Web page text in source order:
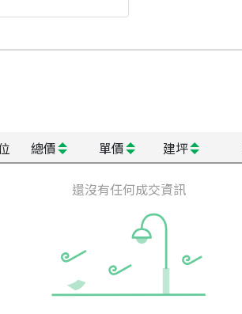
總價 單價 建坪
還沒有任何成交資訊